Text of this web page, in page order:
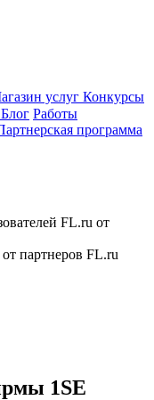
услуг Конкурсы
Блог Работы
программа
FL.ru от
партнеров FL.ru
1SE